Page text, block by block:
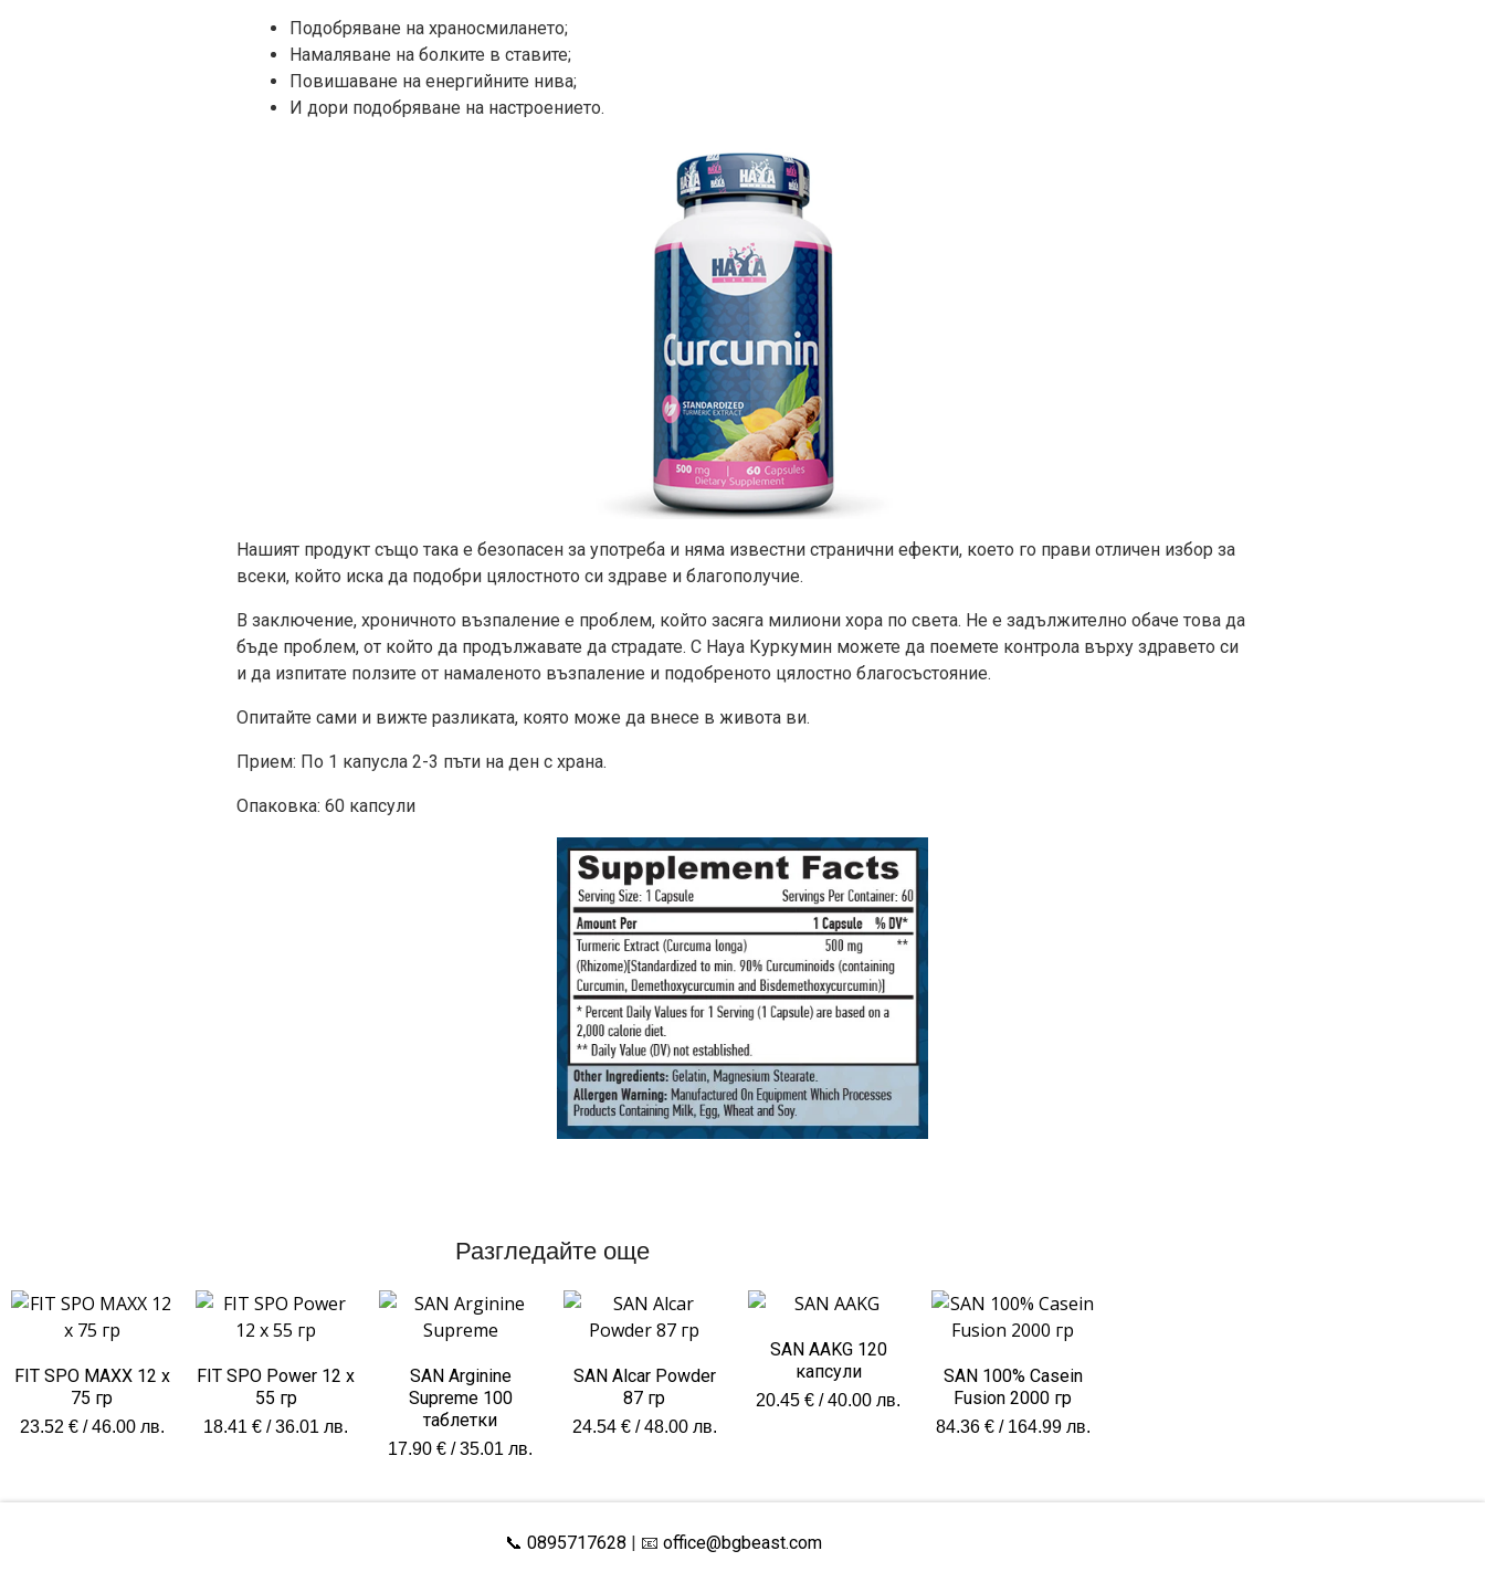
Подобряване на храносмилането;
Намаляване на болките в ставите;
Повишаване на енергийните нива;
И дори подобряване на настроението.
Нашият продукт също така е безопасен за употреба и няма известни странични ефекти, което го прави отличен избор за
всеки, който иска да подобри цялостното си здраве и благополучие.
В заключение, хроничното възпаление е проблем, който засяга милиони хора по света. Не е задължително обаче това да
бъде проблем, от който да продължавате да страдате. С Haya Куркумин можете да поемете контрола върху здравето си
и да изпитате ползите от намаленото възпаление и подобреното цялостно благосъстояние.
Опитайте сами и вижте разликата, която може да внесе в живота ви.
Прием: По 1 капусла 2-3 пъти на ден с храна.
Опаковка: 60 капсули
Разгледайте още
FIT SPO MAXX 12 х
75 гр
23.52 €/ 46.00 лв.
FIT SPO Рower 12 x
55 гр
18.41€ / 36.01 лв.
SAN Arginine
Supreme 100
таблетки
17.90€ / 35.01 лв.
SAN Alcar Powder
87 гр
24.54 €/ 48.00 лв.
SAN AAKG 120
капсули
20.45€ / 40.00 лв.
SAN 100% Casein
Fusion 2000 гр
84.36 €/ 164.99 лв.
📞 0895717628 | 📧 office@bgbeast.com